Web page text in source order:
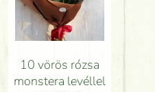
10 vörös rózsa
monstera levéllel